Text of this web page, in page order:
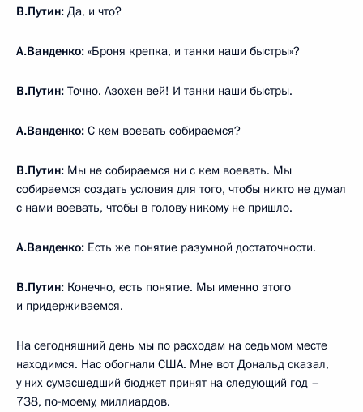
В.Путин: Да, и что?
А.Ванденко: «Броня крепка, и танки наши быстры»?
В.Путин: Точно. Азохен вей! И танки наши быстры.
А.Ванденко: С кем воевать собираемся?
В.Путин: Мы не собираемся ни с кем воевать. Мы
собираемся создать условия для того, чтобы никто не думал
с нами воевать, чтобы в голову никому не пришло.
А.Ванденко: Есть же понятие разумной достаточности.
В.Путин: Конечно, есть понятие. Мы именно этого
и придерживаемся.
На сегодняшний день мы по расходам на седьмом месте
находимся. Нас обогнали США. Мне вот Дональд сказал,
у них сумасшедший бюджет принят на следующий год –
738, по-моему, миллиардов.